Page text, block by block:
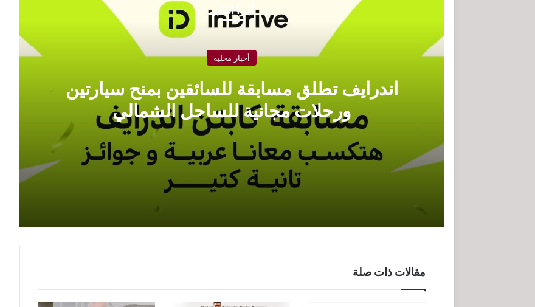
أقرأ التالي
أخبار محلية
اندرايف تطلق مسابقة للسائقين بمنح سيارتين
ورحلات مجانية للساحل الشمالي
اندرايف تطلق مسابقة للسائقين بمنح سيارتين ورحلات مجانية للساحل الشمالي
مقالات ذات صلة